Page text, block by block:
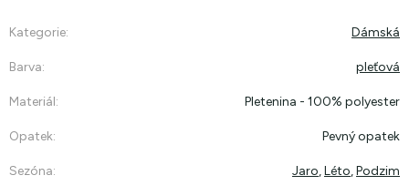
Kategorie: Dámská
Barva: pleťová
Materiál: Pletenina - 100% polyester
Opatek: Pevný opatek
Sezóna: Jaro,Léto,Podzim